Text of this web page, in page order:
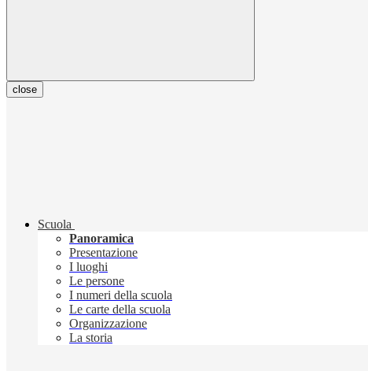
close
Scuola
Panoramica
Presentazione
I luoghi
Le persone
I numeri della scuola
Le carte della scuola
Organizzazione
La storia